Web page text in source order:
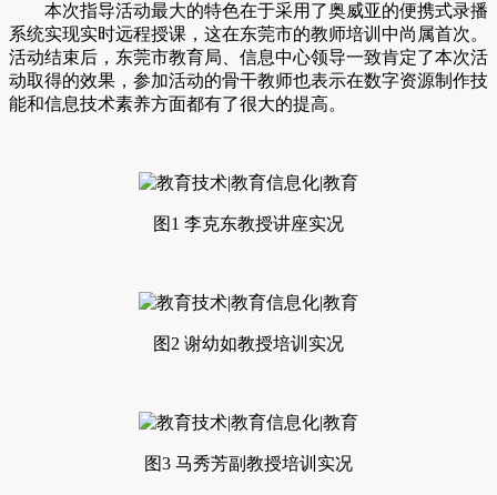
本次指导活动最大的特色在于采用了奥威亚的便携式录播
系统实现实时远程授课，这在东莞市的教师培训中尚属首次。
活动结束后，东莞市教育局、信息中心领导一致肯定了本次活
动取得的效果，参加活动的骨干教师也表示在数字资源制作技
能和信息技术素养方面都有了很大的提高。
图1 李克东教授讲座实况
图2 谢幼如教授培训实况
图3 马秀芳副教授培训实况